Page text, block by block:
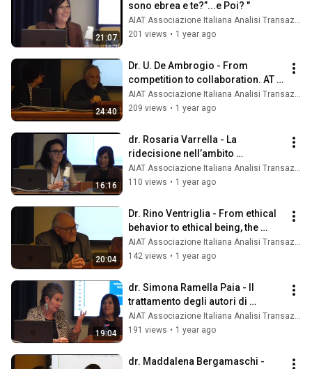
21:07
sono ebrea e te?”...e Poi? "
AIAT Associazione Italiana Analisi Transazionale
201 views • 1 year ago
24:40
Dr. U. De Ambrogio - From
competition to collaboration. AT
as a tool for design.
AIAT Associazione Italiana Analisi Transazionale
209 views • 1 year ago
16:16
dr. Rosaria Varrella - La
ridecisione nell’ambito
rieducativo penitenziario
AIAT Associazione Italiana Analisi Transazionale
110 views • 1 year ago
20:04
Dr. Rino Ventriglia - From ethical
behavior to ethical being, the
virtues of the therapist
AIAT Associazione Italiana Analisi Transazionale
142 views • 1 year ago
19:04
dr. Simona Ramella Paia - Il
trattamento degli autori di
violenza in ottica Analitico
Transazionale
AIAT Associazione Italiana Analisi Transazionale
191 views • 1 year ago
dr. Maddalena Bergamaschi -